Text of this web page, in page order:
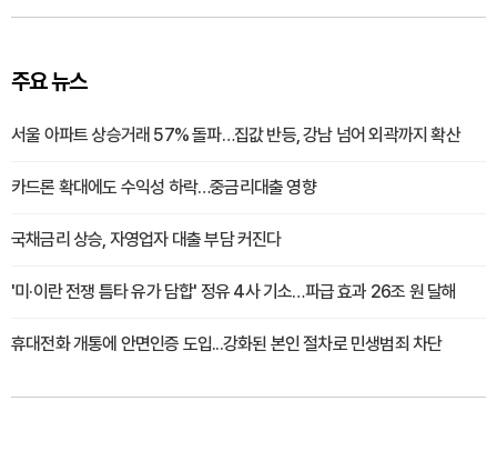
주요 뉴스
서울 아파트 상승거래 57% 돌파…집값 반등, 강남 넘어 외곽까지 확산
카드론 확대에도 수익성 하락…중금리대출 영향
국채금리 상승, 자영업자 대출 부담 커진다
'미·이란 전쟁 틈타 유가 담합' 정유 4사 기소…파급 효과 26조 원 달해
휴대전화 개통에 안면인증 도입...강화된 본인 절차로 민생범죄 차단